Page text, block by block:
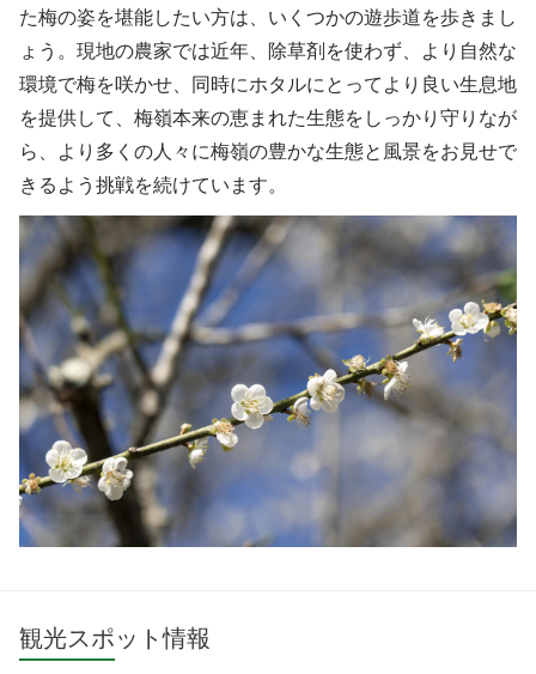
た梅の姿を堪能したい方は、いくつかの遊歩道を歩きまし
ょう。現地の農家では近年、除草剤を使わず、より自然な
環境で梅を咲かせ、同時にホタルにとってより良い生息地
を提供して、梅嶺本来の恵まれた生態をしっかり守りなが
ら、より多くの人々に梅嶺の豊かな生態と風景をお見せで
きるよう挑戦を続けています。
観光スポット情報